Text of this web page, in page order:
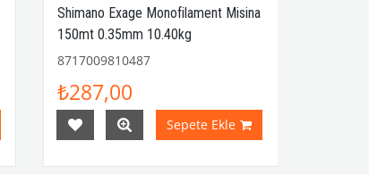
Shimano Exage Monofilament Misina
150mt 0.35mm 10.40kg
8717009810487
₺287,00
Sepete Ekle